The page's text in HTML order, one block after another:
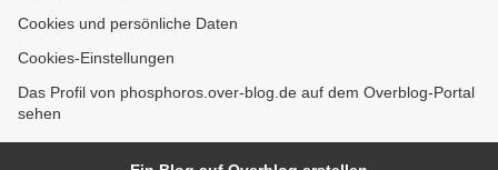
Cookies und persönliche Daten
Cookies-Einstellungen
Das Profil von phosphoros.over-blog.de auf dem Overblog-Portal
sehen